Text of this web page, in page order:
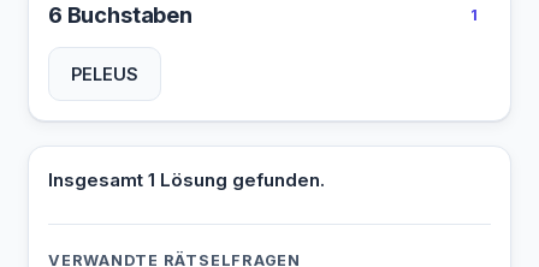
6 Buchstaben 1
PELEUS
Insgesamt 1 Lösung gefunden.
VERWANDTE RÄTSELFRAGEN